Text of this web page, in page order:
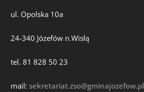
ul. Opolska 10a
24-340 Józefów n.Wisłą
tel. 81 828 50 23
mail:sekretariat.zso@gminajozefow.pl